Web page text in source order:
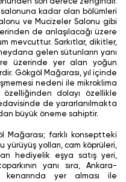
kadar olan bölümleri
ve Mucizeler Salonu gibi
de anlaşılacağı üzere
mevcuttur. Sarkıtlar, dikitler,
gelen sütunların yanı
üzerinde yer alan yoğun
Gökgöl Mağarası, yıl içinde
nedeni ile mikroklima
dolayı özellikle
de yararlanılmakta
büyük öneme sahiptir.
Mağarası; farklı konseptteki
yürüyüş yolları, cam köprüleri,
hediyelik eşya satış yeri,
yanı sıra, Ankara-
kenarında yer alması ile